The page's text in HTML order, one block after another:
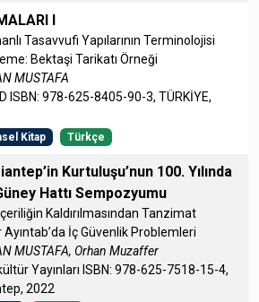
I
Tasavvufi Yapılarının Terminolojisi
Bektaşi Tarikatı Örneği
MUSTAFA
ISBN: 978-625-8405-90-3, TÜRKİYE,
Kitap Türkçe
Kurtuluşu’nun 100. Yılında
Hattı Sempozyumu
Kaldırılmasından Tanzimat
İç Güvenlik Problemleri
MUSTAFA, Orhan Muzaffer
Yayınları ISBN: 978-625-7518-15-4,
2022